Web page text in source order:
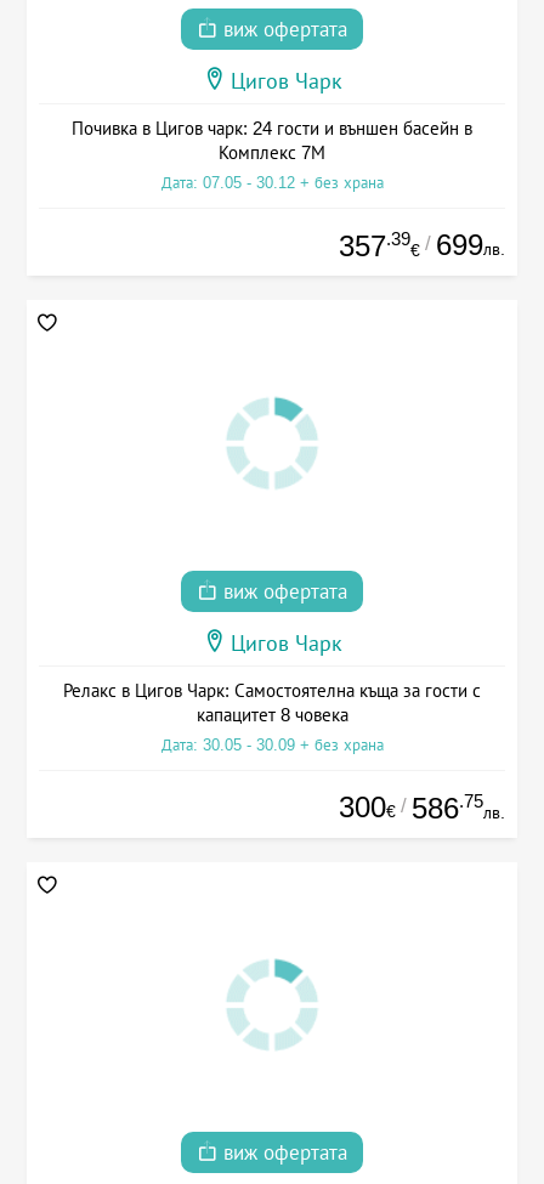
виж офертата
Цигов Чарк
Почивка в Цигов чарк: 24 гости и външен басейн в
Комплекс 7М
Дата: 07.05 - 30.12 + без храна
357.39
€ / 699лв.
виж офертата
Цигов Чарк
Релакс в Цигов Чарк: Самостоятелна къща за гости с
капацитет 8 човека
Дата: 30.05 - 30.09 + без храна
300€ / 586.75
лв.
виж офертата